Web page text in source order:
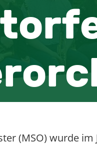
(MSO) wurde im